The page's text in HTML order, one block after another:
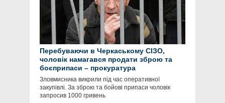
Перебуваючи в Черкаському СІЗО,
чоловік намагався продати зброю та
боєприпаси – прокуратура
Зловмисника викрили під час оперативної
закупівлі. За зброю та бойові припаси чоловік
запросив 1000 гривень